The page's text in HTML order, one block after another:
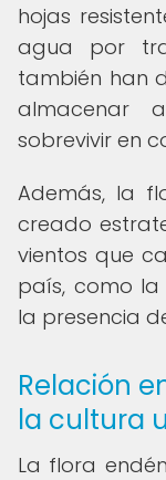
hojas
agua por
también han
almacenar
sobrevivir en
Además, la
creado
vientos que
país, como
la presencia
Relación
la cultura
La flora